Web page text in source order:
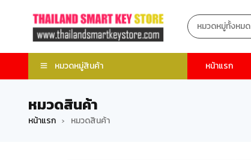
หมวดหมู่สินค้า หน้าแรก
หมวดสินค้า
หน้าแรก › หมวดสินค้า